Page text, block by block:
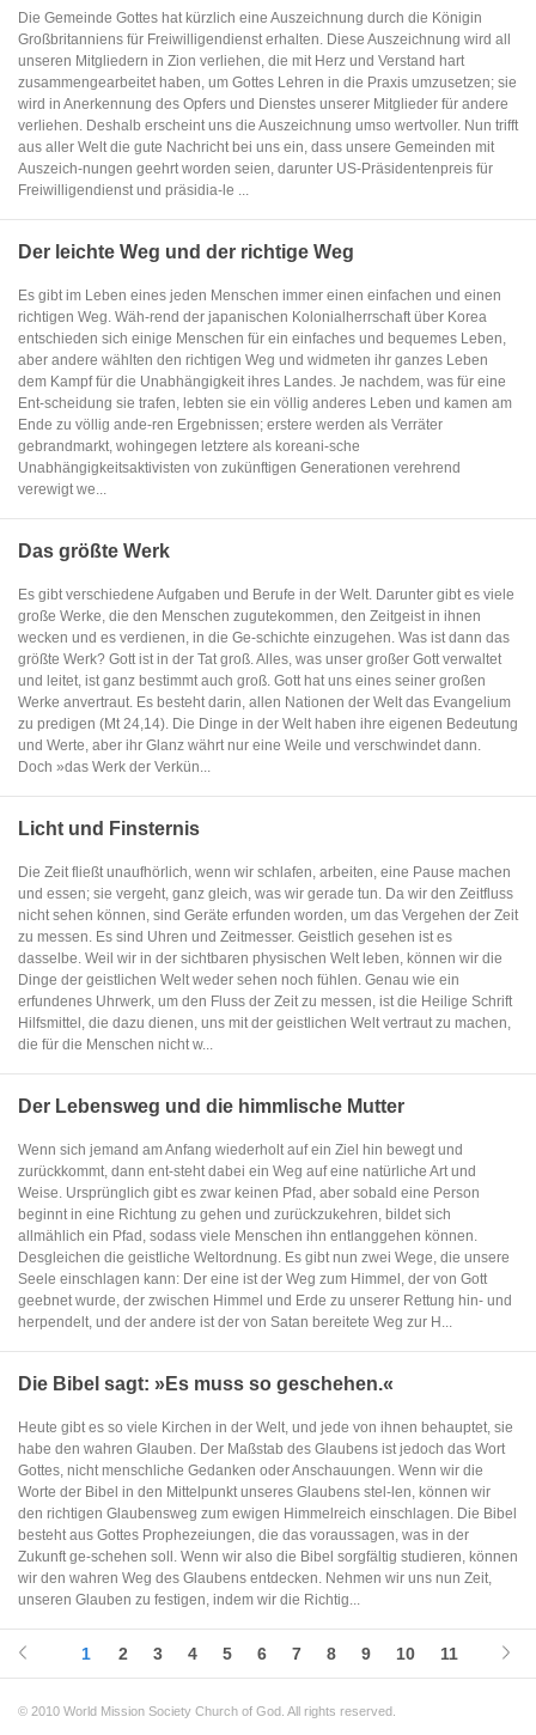
Die Gemeinde Gottes hat kürzlich eine Auszeichnung durch die Königin
Großbritanniens für Freiwilligendienst erhalten. Diese Auszeichnung wird all
unseren Mitgliedern in Zion verliehen, die mit Herz und Verstand hart
zusammengearbeitet haben, um Gottes Lehren in die Praxis umzusetzen; sie
wird in Anerkennung des Opfers und Dienstes unserer Mitglieder für andere
verliehen. Deshalb erscheint uns die Auszeichnung umso wertvoller. Nun trifft
aus aller Welt die gute Nachricht bei uns ein, dass unsere Gemeinden mit
Auszeich-nungen geehrt worden seien, darunter US-Präsidentenpreis für
Freiwilligendienst und präsidia-le ...
Der leichte Weg und der richtige Weg
Es gibt im Leben eines jeden Menschen immer einen einfachen und einen
richtigen Weg. Wäh-rend der japanischen Kolonialherrschaft über Korea
entschieden sich einige Menschen für ein einfaches und bequemes Leben,
aber andere wählten den richtigen Weg und widmeten ihr ganzes Leben
dem Kampf für die Unabhängigkeit ihres Landes. Je nachdem, was für eine
Ent-scheidung sie trafen, lebten sie ein völlig anderes Leben und kamen am
Ende zu völlig ande-ren Ergebnissen; erstere werden als Verräter
gebrandmarkt, wohingegen letztere als koreani-sche
Unabhängigkeitsaktivisten von zukünftigen Generationen verehrend
verewigt we...
Das größte Werk
Es gibt verschiedene Aufgaben und Berufe in der Welt. Darunter gibt es viele
große Werke, die den Menschen zugutekommen, den Zeitgeist in ihnen
wecken und es verdienen, in die Ge-schichte einzugehen. Was ist dann das
größte Werk? Gott ist in der Tat groß. Alles, was unser großer Gott verwaltet
und leitet, ist ganz bestimmt auch groß. Gott hat uns eines seiner großen
Werke anvertraut. Es besteht darin, allen Nationen der Welt das Evangelium
zu predigen (Mt 24,14). Die Dinge in der Welt haben ihre eigenen Bedeutung
und Werte, aber ihr Glanz währt nur eine Weile und verschwindet dann.
Doch »das Werk der Verkün...
Licht und Finsternis
Die Zeit fließt unaufhörlich, wenn wir schlafen, arbeiten, eine Pause machen
und essen; sie vergeht, ganz gleich, was wir gerade tun. Da wir den Zeitfluss
nicht sehen können, sind Geräte erfunden worden, um das Vergehen der Zeit
zu messen. Es sind Uhren und Zeitmesser. Geistlich gesehen ist es
dasselbe. Weil wir in der sichtbaren physischen Welt leben, können wir die
Dinge der geistlichen Welt weder sehen noch fühlen. Genau wie ein
erfundenes Uhrwerk, um den Fluss der Zeit zu messen, ist die Heilige Schrift
Hilfsmittel, die dazu dienen, uns mit der geistlichen Welt vertraut zu machen,
die für die Menschen nicht w...
Der Lebensweg und die himmlische Mutter
Wenn sich jemand am Anfang wiederholt auf ein Ziel hin bewegt und
zurückkommt, dann ent-steht dabei ein Weg auf eine natürliche Art und
Weise. Ursprünglich gibt es zwar keinen Pfad, aber sobald eine Person
beginnt in eine Richtung zu gehen und zurückzukehren, bildet sich
allmählich ein Pfad, sodass viele Menschen ihn entlanggehen können.
Desgleichen die geistliche Weltordnung. Es gibt nun zwei Wege, die unsere
Seele einschlagen kann: Der eine ist der Weg zum Himmel, der von Gott
geebnet wurde, der zwischen Himmel und Erde zu unserer Rettung hin- und
herpendelt, und der andere ist der von Satan bereitete Weg zur H...
Die Bibel sagt: »Es muss so geschehen.«
Heute gibt es so viele Kirchen in der Welt, und jede von ihnen behauptet, sie
habe den wahren Glauben. Der Maßstab des Glaubens ist jedoch das Wort
Gottes, nicht menschliche Gedanken oder Anschauungen. Wenn wir die
Worte der Bibel in den Mittelpunkt unseres Glaubens stel-len, können wir
den richtigen Glaubensweg zum ewigen Himmelreich einschlagen. Die Bibel
besteht aus Gottes Prophezeiungen, die das voraussagen, was in der
Zukunft ge-schehen soll. Wenn wir also die Bibel sorgfältig studieren, können
wir den wahren Weg des Glaubens entdecken. Nehmen wir uns nun Zeit,
unseren Glauben zu festigen, indem wir die Richtig...
1 2 3 4 5 6 7 8 9 10 11
© 2010 World Mission Society Church of God. All rights reserved.